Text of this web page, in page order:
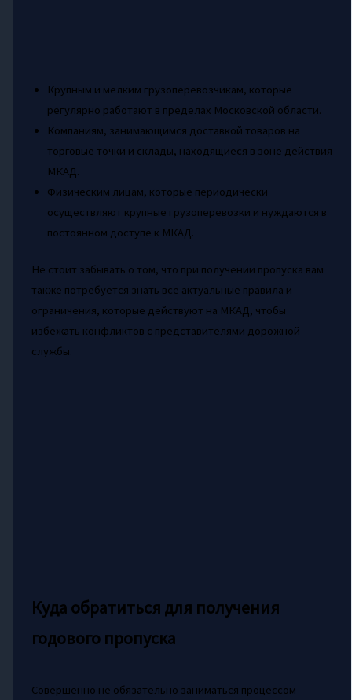
Крупным и мелким грузоперевозчикам, которые
регулярно работают в пределах Московской области.
Компаниям, занимающимся доставкой товаров на
торговые точки и склады, находящиеся в зоне действия
МКАД.
Физическим лицам, которые периодически
осуществляют крупные грузоперевозки и нуждаются в
постоянном доступе к МКАД.
Не стоит забывать о том, что при получении пропуска вам
также потребуется знать все актуальные правила и
ограничения, которые действуют на МКАД, чтобы
избежать конфликтов с представителями дорожной
службы.
Куда обратиться для получения
годового пропуска
Совершенно не обязательно заниматься процессом